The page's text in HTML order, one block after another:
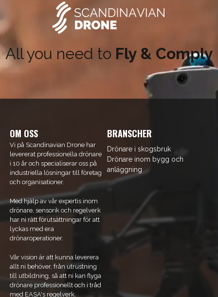
All you need to Fly & Comply
OM OSS
Vi på Scandinavian Drone har
levererat professionella drönare
i 10 år och specialiserar oss på
industriella lösningar till företag
och organisationer.
Med hjälp av vår expertis inom
drönare, sensorik och regelverk
har ni rätt förutsättningar för att
lyckas med era
drönaroperationer.
Vår vision är att kunna leverera
allt ni behöver, från utrustning
till utbildning, så att ni kan flyga
drönare professionellt och i tråd
med EASA's regelverk.
BRANSCHER
Drönare i skogsbruk
Drönare inom bygg och
anläggning